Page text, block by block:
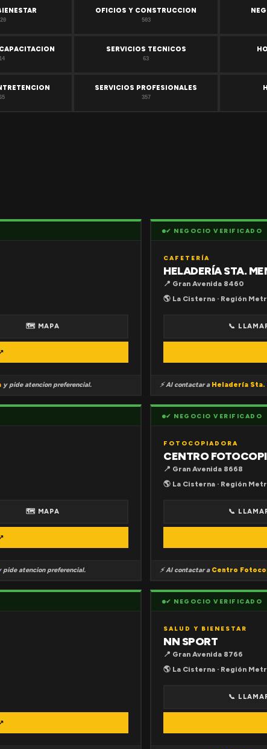
OFICIOS Y CONSTRUCCION
503
SERVICIOS TECNICOS
63
SERVICIOS PROFESIONALES
357
🗺 MAPA
y pide atencion preferencial.
✔ NEGOCIO VERIFICADO
CAFETERÍA
HELADERÍA STA.
📍 Gran Avenida 8460
🌎 La Cisterna · Región
📞
⚡ Al contactar a Heladería Sta.
🗺 MAPA
pide atencion preferencial.
✔ NEGOCIO VERIFICADO
FOTOCOPIADORA
CENTRO
📍 Gran Avenida 8668
🌎 La Cisterna · Región
📞
⚡ Al contactar a Centro
✔ NEGOCIO VERIFICADO
SALUD Y BIENESTAR
NN SPORT
📍 Gran Avenida 8766
🌎 La Cisterna · Región
📞